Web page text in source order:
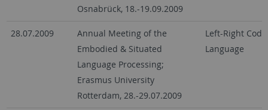
Osnabrück, 18.-19.09.2009
28.07.2009
Annual Meeting of the
Embodied & Situated
Language Processing;
Erasmus University
Rotterdam, 28.-29.07.2009
Left-Right
Language